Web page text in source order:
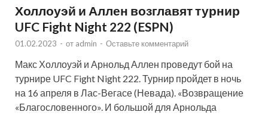
Холлоуэй и Аллен возглавят турнир
UFC Fight Night 222 (ESPN)
01.02.2023 - от admin - Оставьте комментарий
Макс Холлоуэй и Арнольд Аллен проведут бой на
турнире UFC Fight Night 222. Турнир пройдет в ночь
на 16 апреля в Лас-Вегасе (Невада). «Возвращение
«Благословенного». И большой для Арнольда